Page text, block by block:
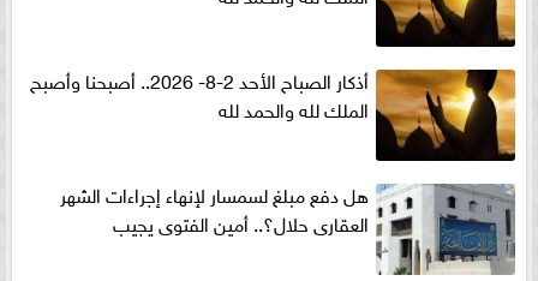
أذكار الصباح الأحد 2-8- 2026.. أصبحنا وأصبح
الملك لله والحمد لله
هل دفع مبلغ لسمسار لإنهاء إجراءات الشهر
العقارى حلال؟.. أمين الفتوى يجيب